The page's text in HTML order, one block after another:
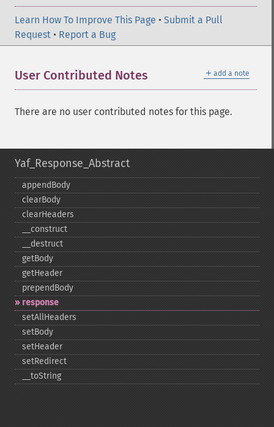
Learn How To Improve This Page • Submit a Pull
Request • Report a Bug
＋ add a note
User Contributed Notes
There are no user contributed notes for this page.
Yaf_Response_Abstract
appendBody
clearBody
clearHeaders
_​_​construct
_​_​destruct
getBody
getHeader
prependBody
response
setAllHeaders
setBody
setHeader
setRedirect
_​_​toString